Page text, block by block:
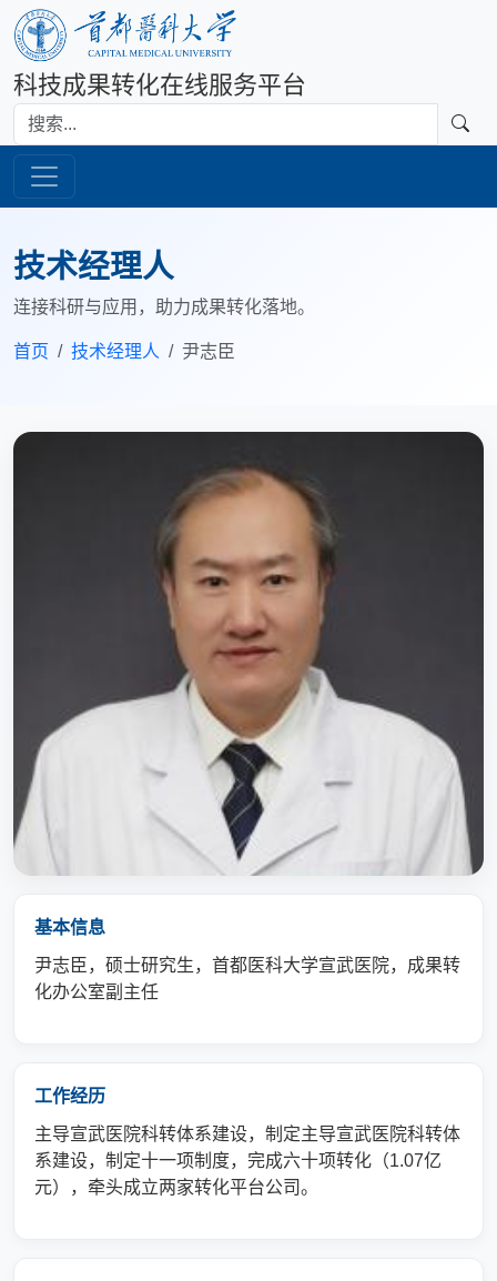
科技成果转化在线服务平台
技术经理人
连接科研与应用，助力成果转化落地。
首页 技术经理人 尹志臣
基本信息
尹志臣，硕士研究生，首都医科大学宣武医院，成果转
化办公室副主任
工作经历
主导宣武医院科转体系建设，制定主导宣武医院科转体
系建设，制定十一项制度，完成六十项转化（1.07亿
元），牵头成立两家转化平台公司。